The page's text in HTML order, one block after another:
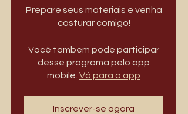
Prepare seus materiais e venha
costurar comigo!
Você também pode participar
desse programa pelo app
mobile. Vá para o app
Inscrever-se agora